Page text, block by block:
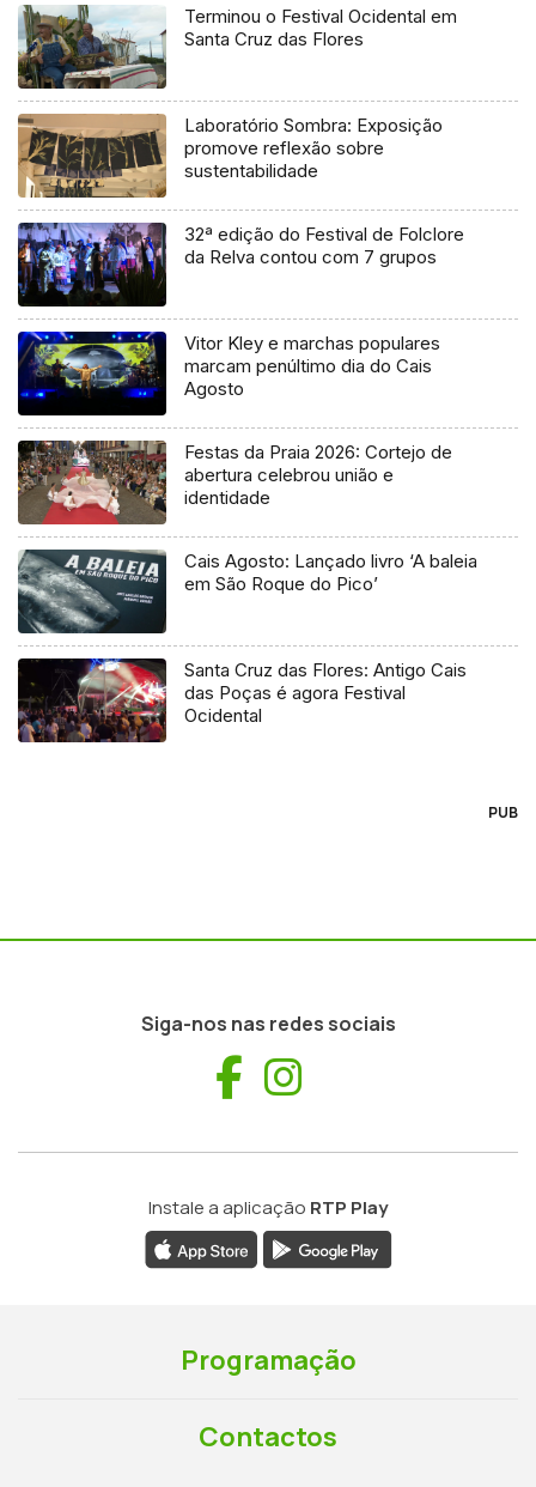
Terminou o Festival Ocidental em
Santa Cruz das Flores
Laboratório Sombra: Exposição
promove reflexão sobre
sustentabilidade
32ª edição do Festival de Folclore
da Relva contou com 7 grupos
Vitor Kley e marchas populares
marcam penúltimo dia do Cais
Agosto
Festas da Praia 2026: Cortejo de
abertura celebrou união e
identidade
Cais Agosto: Lançado livro ‘A baleia
em São Roque do Pico’
Santa Cruz das Flores: Antigo Cais
das Poças é agora Festival
Ocidental
PUB
Siga-nos nas redes sociais
Facebook
Instale a aplicação RTP Play
Programação
Contactos